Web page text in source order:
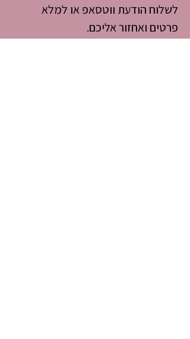
לשלוח הודעת ווטסאפ או למלא
פרטים ואחזור אליכם.